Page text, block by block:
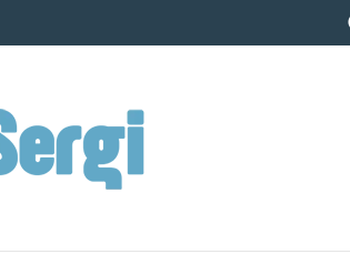
Hikâyelerini Anlatıyor